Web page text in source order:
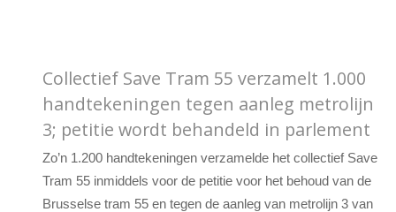
Collectief Save Tram 55 verzamelt 1.000
handtekeningen tegen aanleg metrolijn
3; petitie wordt behandeld in parlement
Zo’n 1.200 handtekeningen verzamelde het collectief Save
Tram 55 inmiddels voor de petitie voor het behoud van de
Brusselse tram 55 en tegen de aanleg van metrolijn 3 van